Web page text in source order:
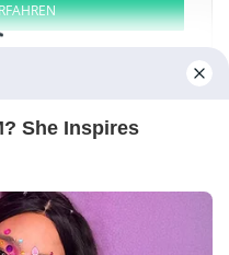
NASDAQ 100 Nikkei 225
First Data
Labs
She Inspires